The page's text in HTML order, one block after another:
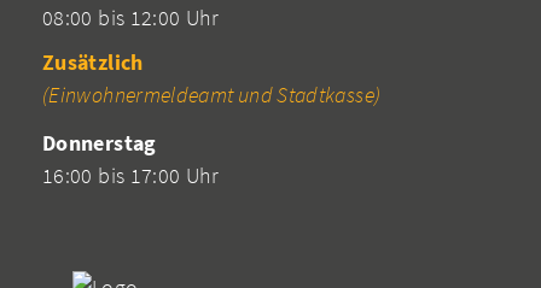
08:00 bis 12:00 Uhr
Zusätzlich
(Einwohnermeldeamt und Stadtkasse)
Donnerstag
16:00 bis 17:00 Uhr